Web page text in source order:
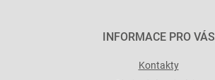
INFORMACE PRO VÁS
Kontakty